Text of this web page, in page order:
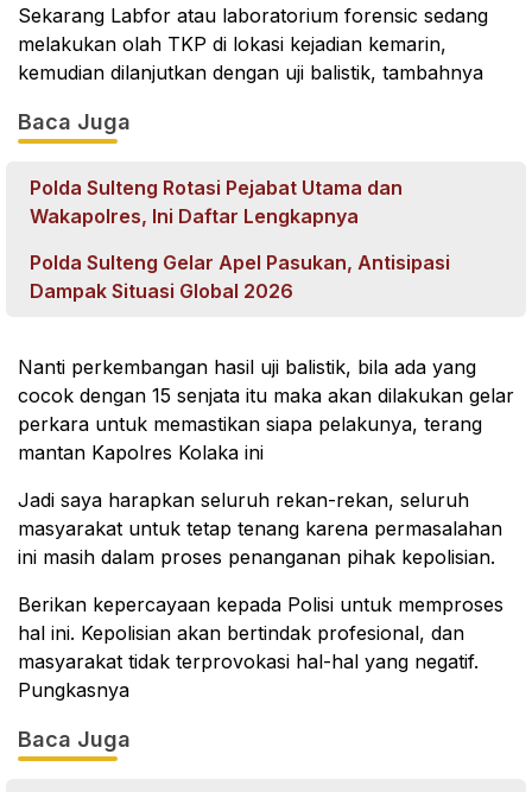
Sekarang Labfor atau laboratorium forensic sedang
melakukan olah TKP di lokasi kejadian kemarin,
kemudian dilanjutkan dengan uji balistik, tambahnya
Baca Juga
Polda Sulteng Rotasi Pejabat Utama dan
Wakapolres, Ini Daftar Lengkapnya
Polda Sulteng Gelar Apel Pasukan, Antisipasi
Dampak Situasi Global 2026
Nanti perkembangan hasil uji balistik, bila ada yang
cocok dengan 15 senjata itu maka akan dilakukan gelar
perkara untuk memastikan siapa pelakunya, terang
mantan Kapolres Kolaka ini
Jadi saya harapkan seluruh rekan-rekan, seluruh
masyarakat untuk tetap tenang karena permasalahan
ini masih dalam proses penanganan pihak kepolisian.
Berikan kepercayaan kepada Polisi untuk memproses
hal ini. Kepolisian akan bertindak profesional, dan
masyarakat tidak terprovokasi hal-hal yang negatif.
Pungkasnya
Baca Juga